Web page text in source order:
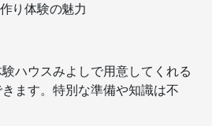
り体験の魅力
ハウスみよしで用意してくれる
ます。特別な準備や知識は不